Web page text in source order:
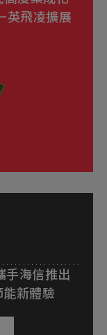
英飛凌擴展
手海信推出
新體驗